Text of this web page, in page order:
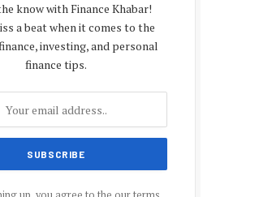
know with Finance Khabar!
a beat when it comes to the
investing, and personal
finance tips.